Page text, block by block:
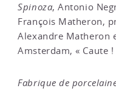
Spinoza, Antonio
François Matheron,
Alexandre Matheron
Amsterdam, « Caute
Fabrique de